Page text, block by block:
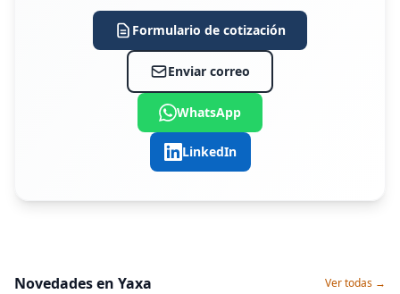
Formulario de cotización
Enviar correo
WhatsApp
LinkedIn
Novedades en Yaxa Ver todas →